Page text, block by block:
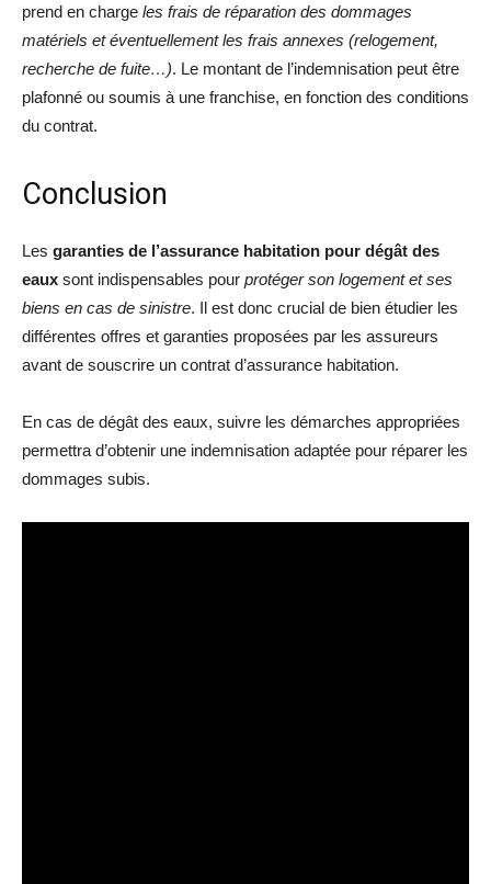
prend en charge les frais de réparation des dommages
matériels et éventuellement les frais annexes (relogement,
recherche de fuite…). Le montant de l’indemnisation peut être
plafonné ou soumis à une franchise, en fonction des conditions
du contrat.
Conclusion
Les garanties de l’assurance habitation pour dégât des
eaux sont indispensables pour protéger son logement et ses
biens en cas de sinistre. Il est donc crucial de bien étudier les
différentes offres et garanties proposées par les assureurs
avant de souscrire un contrat d’assurance habitation.
En cas de dégât des eaux, suivre les démarches appropriées
permettra d’obtenir une indemnisation adaptée pour réparer les
dommages subis.